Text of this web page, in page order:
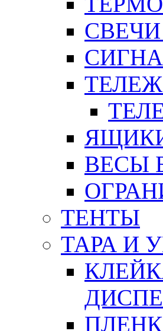
ВЕСЫ
ТЕНТЫ
ТАРА И